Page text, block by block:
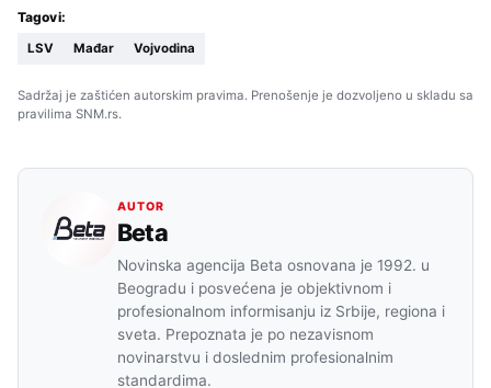
Tagovi:
LSV Mađar Vojvodina
Sadržaj je zaštićen autorskim pravima. Prenošenje je dozvoljeno u skladu sa
pravilima SNM.rs.
AUTOR
Beta
Novinska agencija Beta osnovana je 1992. u
Beogradu i posvećena je objektivnom i
profesionalnom informisanju iz Srbije, regiona i
sveta. Prepoznata je po nezavisnom
novinarstvu i doslednim profesionalnim
standardima.